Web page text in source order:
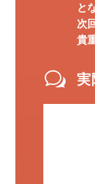
と
次
貴
w 実